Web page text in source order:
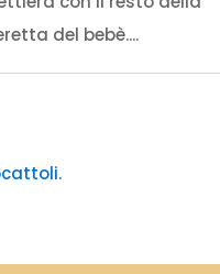
del bebè....